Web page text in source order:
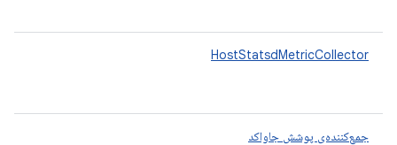
HostStatsdMetricCollector
جمع‌کننده‌ی پوشش جاواکد